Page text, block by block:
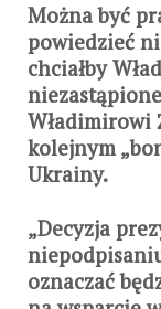
Można być
powiedzieć
chciałby
Władimirowi
kolejnym
Ukrainy.
„Decyzja
oznaczać